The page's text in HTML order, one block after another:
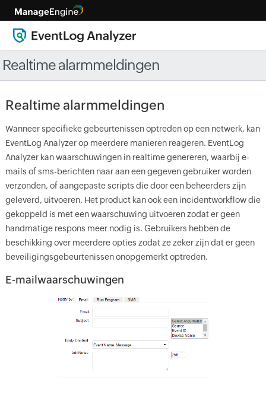
Realtime alarmmeldingen
Realtime alarmmeldingen
Wanneer specifieke gebeurtenissen optreden op een netwerk, kan
EventLog Analyzer op meerdere manieren reageren. EventLog
Analyzer kan waarschuwingen in realtime genereren, waarbij e-
mails of sms-berichten naar aan een gegeven gebruiker worden
verzonden, of aangepaste scripts die door een beheerders zijn
geleverd, uitvoeren. Het product kan ook een incidentworkflow die
gekoppeld is met een waarschuwing uitvoeren zodat er geen
handmatige respons meer nodig is. Gebruikers hebben de
beschikking over meerdere opties zodat ze zeker zijn dat er geen
beveiligingsgebeurtenissen onopgemerkt optreden.
E-mailwaarschuwingen